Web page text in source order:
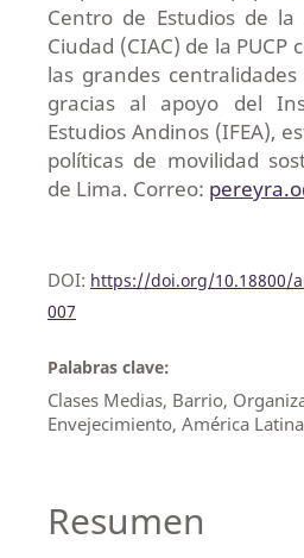
Centro de Estudios de
Ciudad (CIAC) de la
las grandes
gracias al apoyo del
Estudios Andinos (IFEA),
políticas de movilidad
de Lima. Correo:
DOI: https://doi.org/10.18800/
007
Palabras clave:
Clases Medias, Barrio,
Envejecimiento, América Latina
Resumen